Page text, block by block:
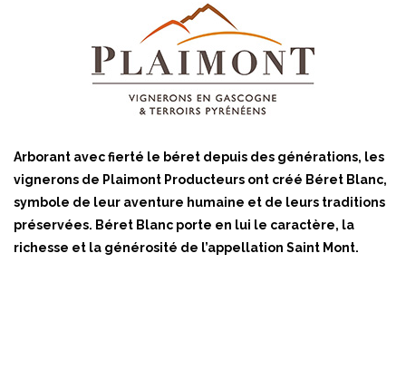
Arborant avec fierté le béret depuis des générations, les
vignerons de Plaimont Producteurs ont créé Béret Blanc,
symbole de leur aventure humaine et de leurs traditions
préservées. Béret Blanc porte en lui le caractère, la
richesse et la générosité de l’appellation Saint Mont.